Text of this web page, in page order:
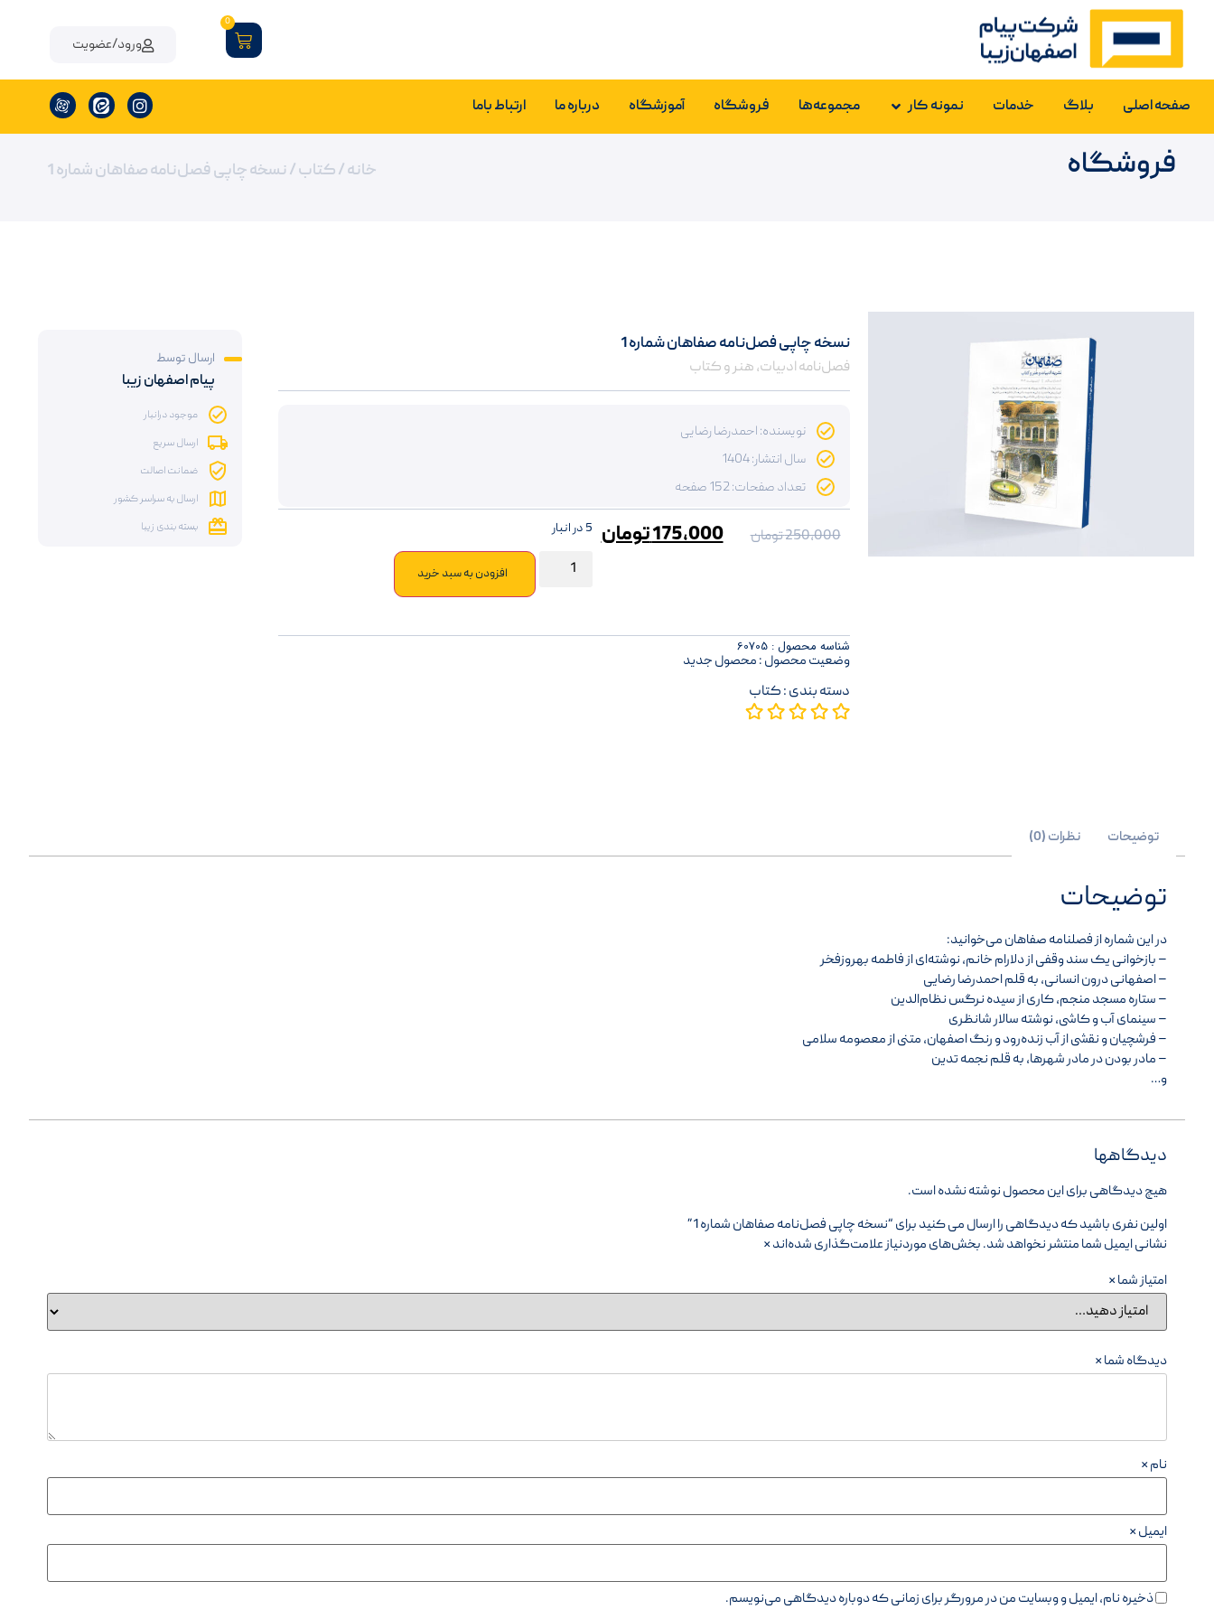
0
ورود/عضویت
صفحه اصلی بلاگ خدمات نمونه کار مجموعه‌ها فروشگاه آموزشگاه درباره ما ارتباط باما
فروشگاه خانه/کتاب/ نسخه چاپی فصل‌نامه صفاهان شماره 1
نسخه چاپی فصل‌نامه صفاهان شماره 1
فصل‌نامه ادبیات، هنر و کتاب
نویسنده: احمدرضا رضایی
سال انتشار: 1404
تعداد صفحات: 152 صفحه
250,000تومان 175,000تومان 5 در انبار
افزودن به سبد خرید
شناسه محصول : 60705
وضعیت محصول : محصول جدید
دسته بندی :کتاب
ارسال توسط
پیام اصفهان زیبا
موجود درانبار
ارسال سریع
ضمانت اصالت
ارسال به سراسر کشور
بسته بندی زیبا
توضیحات نظرات (0)
توضیحات
در این شماره از فصلنامه صفاهان می‌خوانید:
– بازخوانی یک سند وقفی از دلارام خانم، نوشته‌ای از فاطمه بهروزفخر
– اصفهانی درون انسانی، به قلم احمدرضا رضایی
– ستاره مسجد منجم، کاری از سیده نرگس نظام‌الدین
– سینمای آب و کاشی، نوشته سالار شانظری
– فرشچیان و نقشی از آب زنده‌رود و رنگ اصفهان، متنی از معصومه سلامی
– مادر بودن در مادر شهرها، به قلم نجمه تدین
و…
دیدگاهها
هیچ دیدگاهی برای این محصول نوشته نشده است.
اولین نفری باشید که دیدگاهی را ارسال می کنید برای “نسخه چاپی فصل‌نامه صفاهان شماره 1”
نشانی ایمیل شما منتشر نخواهد شد.بخش‌های موردنیاز علامت‌گذاری شده‌اند*
امتیاز شما*
دیدگاه شما*
نام*
ایمیل*
ذخیره نام، ایمیل و وبسایت من در مرورگر برای زمانی که دوباره دیدگاهی می‌نویسم.